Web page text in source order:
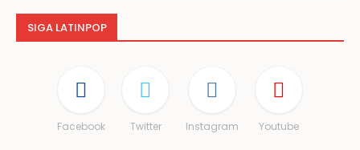
SIGA LATINPOP
Facebook Twitter Instagram Youtube